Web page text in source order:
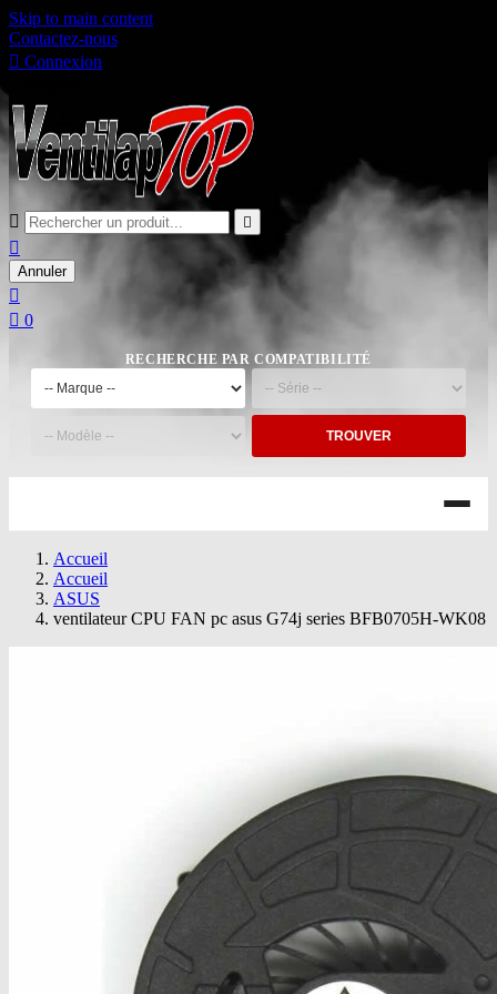
Skip to main content
Contactez-nous
 Connexion
 

Annuler

 0
RECHERCHE PAR COMPATIBILITÉ
TROUVER
Accueil
Accueil
ASUS
ventilateur CPU FAN pc asus G74j series BFB0705H-WK08